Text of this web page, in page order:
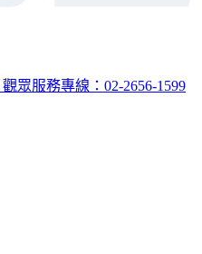
觀眾服務專線：02-2656-1599